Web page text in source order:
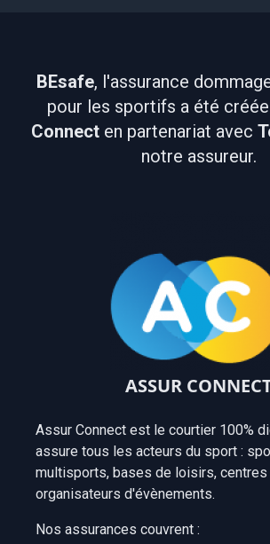
BEsafe, l'assurance
pour les sportifs a été
Connect en partenariat avec
notre assureur.
ASSUR
Assur Connect est le courtier 100%
assure tous les acteurs du sport :
multisports, bases de loisirs,
organisateurs d'évènements.
Nos assurances couvrent :